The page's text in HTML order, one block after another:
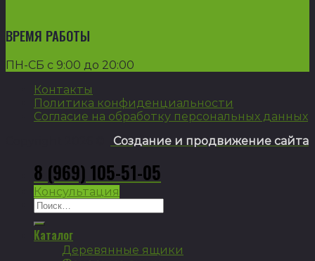
ВРЕМЯ РАБОТЫ
ПН-СБ с 9:00 до 20:00
Контакты
Политика конфиденциальности
Согласие на обработку персональных данных
Создание и продвижение сайта
8 (969) 105-51-05
Консультация
Искать:
Каталог
Деревянные ящики